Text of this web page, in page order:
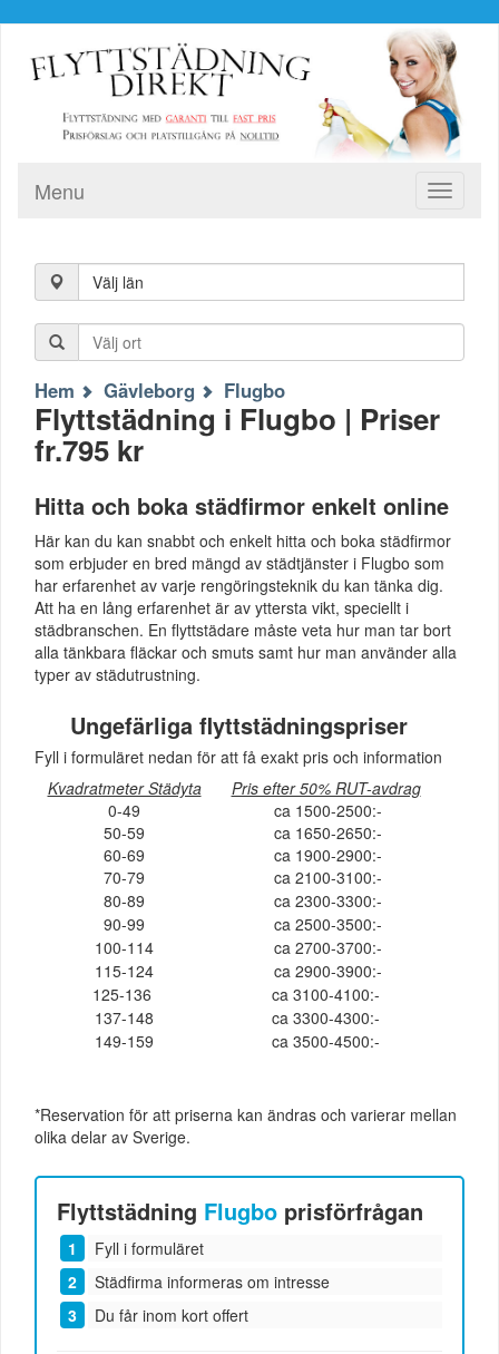
Toggle
Menu
Välj län
Hem Gävleborg Flugbo
Flyttstädning i Flugbo | Priser
fr.795 kr
Hitta och boka städfirmor enkelt online
Här kan du kan snabbt och enkelt hitta och boka städfirmor
som erbjuder en bred mängd av städtjänster i Flugbo som
har erfarenhet av varje rengöringsteknik du kan tänka dig.
Att ha en lång erfarenhet är av yttersta vikt, speciellt i
städbranschen. En flyttstädare måste veta hur man tar bort
alla tänkbara fläckar och smuts samt hur man använder alla
typer av städutrustning.
Ungefärliga flyttstädningspriser
Fyll i formuläret nedan för att få exakt pris och information
Kvadratmeter Städyta
Pris efter 50% RUT-avdrag
0-49
ca 1500-2500:-
50-59
ca 1650-2650:-
60-69
ca 1900-2900:-
70-79
ca 2100-3100:-
80-89
ca 2300-3300:-
90-99
ca 2500-3500:-
100-114
ca 2700-3700:-
115-124
ca 2900-3900:-
125-136
ca 3100-4100:-
137-148
ca 3300-4300:-
149-159
ca 3500-4500:-
*Reservation för att priserna kan ändras och varierar mellan
olika delar av Sverige.
Flyttstädning Flugbo prisförfrågan
Fyll i formuläret
Städfirma informeras om intresse
Du får inom kort offert